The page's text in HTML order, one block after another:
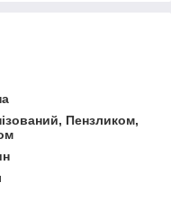
Пензликом,